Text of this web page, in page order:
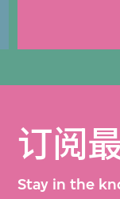
订阅
Stay in the